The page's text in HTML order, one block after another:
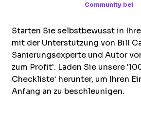
Community bei
Starten Sie selbstbewusst in
mit der Unterstützung von Bill
Sanierungsexperte und Autor
zum Profit'. Laden Sie unsere
Checkliste‘ herunter, um Ihren
Anfang an zu beschleunigen.